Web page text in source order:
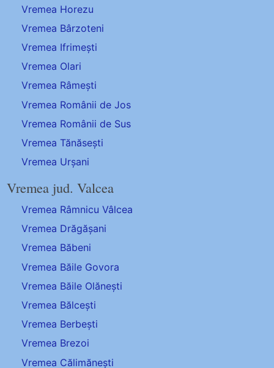
Vremea Horezu
Vremea Bârzoteni
Vremea Ifrimești
Vremea Olari
Vremea Râmești
Vremea Românii de Jos
Vremea Românii de Sus
Vremea Tănăsești
Vremea Urșani
Vremea jud. Valcea
Vremea Râmnicu Vâlcea
Vremea Drăgășani
Vremea Băbeni
Vremea Băile Govora
Vremea Băile Olănești
Vremea Bălcești
Vremea Berbești
Vremea Brezoi
Vremea Călimănești